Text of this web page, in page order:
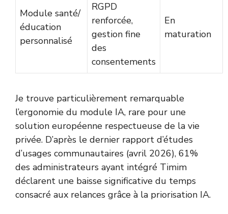
Module santé/
éducation
personnalisé
RGPD
renforcée,
gestion fine
des
consentements
En
maturation
Je trouve particulièrement remarquable
l’ergonomie du module IA, rare pour une
solution européenne respectueuse de la vie
privée. D’après le dernier rapport d’études
d’usages communautaires (avril 2026), 61%
des administrateurs ayant intégré Timim
déclarent une baisse significative du temps
consacré aux relances grâce à la priorisation IA.